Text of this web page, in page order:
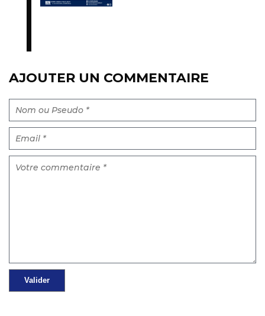
AJOUTER UN COMMENTAIRE